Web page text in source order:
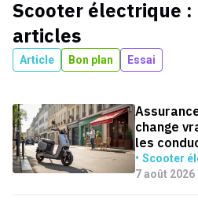
Scooter électrique :
articles
Article Bon plan Essai
change
les
Scooter
7 août 2026